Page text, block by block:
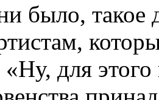
было, такое
«Ну, для